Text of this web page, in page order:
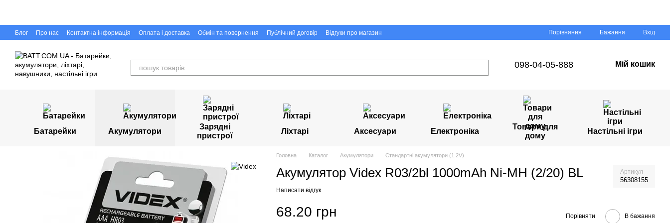
Блог Про нас Контактна інформація Оплата і доставка Обмін та повернення Публічний договір
Відгуки про магазин
Порівняння Бажання Вхід
098-04-05-888 Мій кошик
Батарейки Акумулятори
Зарядні
пристрої
Ліхтарі Аксесуари Електроніка
Товари для
дому
Настільні ігри
Головна Каталог Акумулятори Стандартні акумулятори (1.2V)
Акумулятор Videx R03/2bl 1000mAh Ni-MH (2/20) BL Артикул
56308155
Написати відгук
68.20 грн Порівняти В бажання